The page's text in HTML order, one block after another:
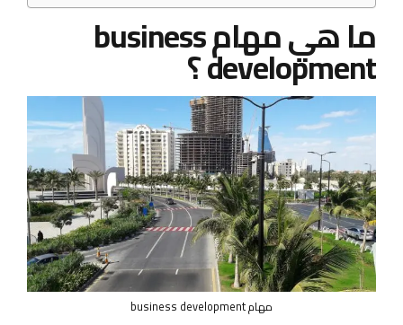
ما هي مهام business
development ؟
مهام business development